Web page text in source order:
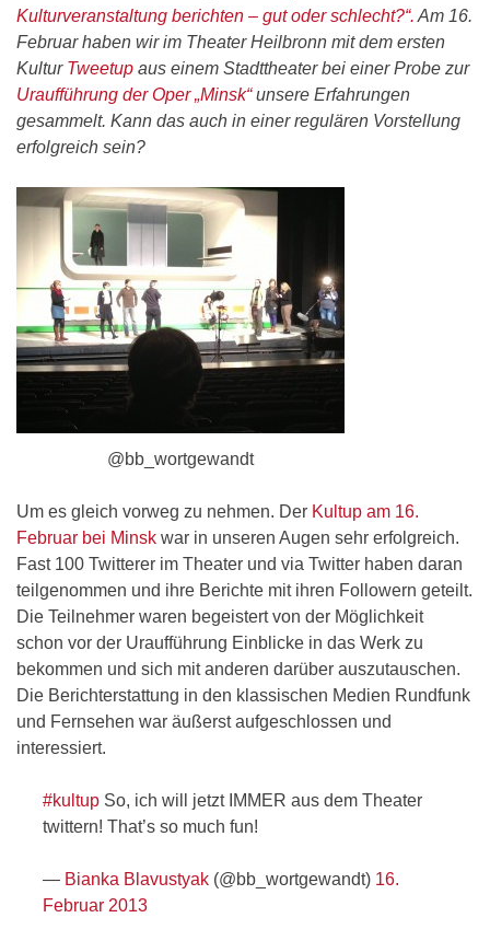
Kulturveranstaltung berichten – gut oder schlecht?“. Am 16.
Februar haben wir im Theater Heilbronn mit dem ersten
Kultur Tweetup aus einem Stadttheater bei einer Probe zur
Uraufführung der Oper „Minsk“unsere Erfahrungen
gesammelt. Kann das auch in einer regulären Vorstellung
erfolgreich sein?
@bb_wortgewandt
Um es gleich vorweg zu nehmen. Der Kultup am 16.
Februar bei Minsk war in unseren Augen sehr erfolgreich.
Fast 100 Twitterer im Theater und via Twitter haben daran
teilgenommen und ihre Berichte mit ihren Followern geteilt.
Die Teilnehmer waren begeistert von der Möglichkeit
schon vor der Uraufführung Einblicke in das Werk zu
bekommen und sich mit anderen darüber auszutauschen.
Die Berichterstattung in den klassischen Medien Rundfunk
und Fernsehen war äußerst aufgeschlossen und
interessiert.
#kultup So, ich will jetzt IMMER aus dem Theater
twittern! That’s so much fun!
— Bianka Blavustyak (@bb_wortgewandt) 16.
Februar 2013